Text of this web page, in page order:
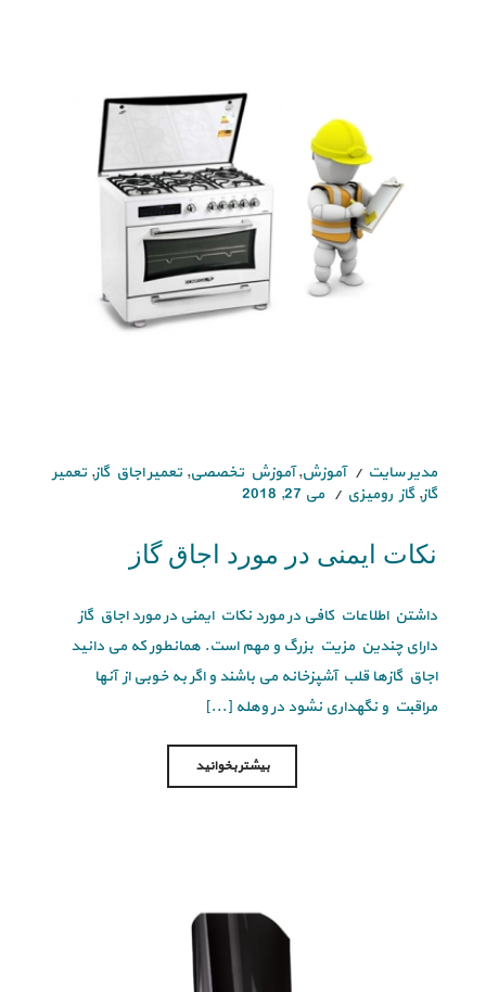
مدیر سایت آموزش,آموزش تخصصی, تعمیر اجاق گاز, تعمیر
گاز,گاز رومیزی می 27, 2018
نکات ایمنی در مورد اجاق گاز
داشتن اطلاعات کافی در مورد نکات ایمنی در مورد اجاق گاز
دارای چندین مزیت بزرگ و مهم است. همانطور که می دانید
اجاق گازها قلب آشپزخانه می باشند و اگر به خوبی از آنها
مراقبت و نگهداری نشود در وهله [...]
بیشتر بخوانید